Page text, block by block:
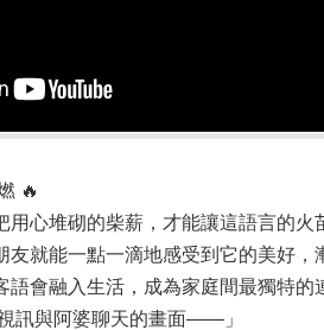
🔥
用心堆砌的柴薪，才能讓這語言的火
友就能一點一滴地感受到它的美好，
語會融入生活，成為家庭間最獨特的
訊與阿婆聊天的畫面——」